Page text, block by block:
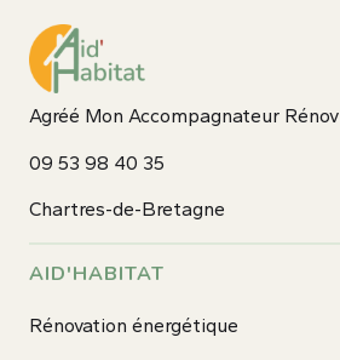
Agréé Mon Accompagnateur Rénov
09 53 98 40 35
Chartres-de-Bretagne
AID'HABITAT
Rénovation énergétique